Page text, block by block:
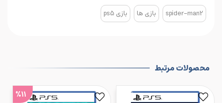
spider-man2 بازی ها بازی ps5
محصولات مرتبط
%11